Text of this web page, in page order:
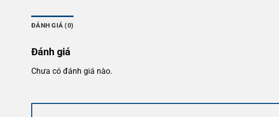
ĐÁNH GIÁ (0)
Đánh giá
Chưa có đánh giá nào.